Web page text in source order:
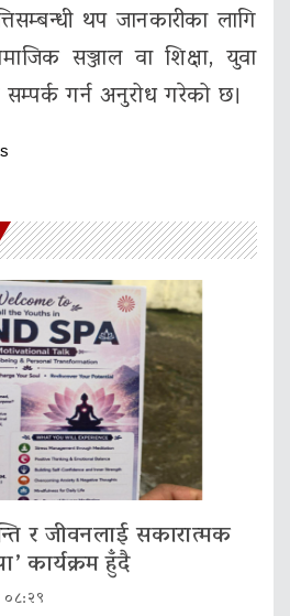
थप जानकारीका लागि
सञ्जाल वा शिक्षा, युवा
गर्न अनुरोध गरेको छ।
र जीवनलाई सकारात्मक
कार्यक्रम हुँदै
०८:२९